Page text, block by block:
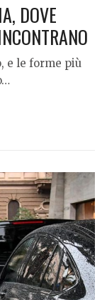
DOVE
e le forme più